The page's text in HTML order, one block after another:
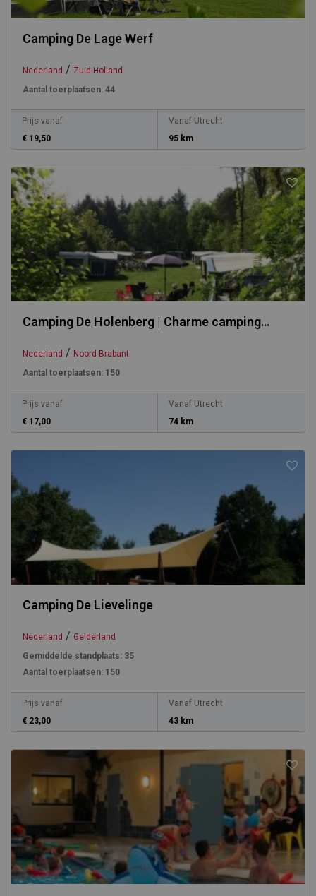
Camping De Lage Werf
Nederland / Zuid-Holland
Aantal toerplaatsen: 44
Prijs vanaf
€ 19,50
Vanaf Utrecht
95 km
Camping De Holenberg | Charme camping
Nederland / Noord-Brabant
Aantal toerplaatsen: 150
Prijs vanaf
€ 17,00
Vanaf Utrecht
74 km
Camping De Lievelinge
Nederland / Gelderland
Gemiddelde standplaats: 35
Aantal toerplaatsen: 150
Prijs vanaf
€ 23,00
Vanaf Utrecht
43 km